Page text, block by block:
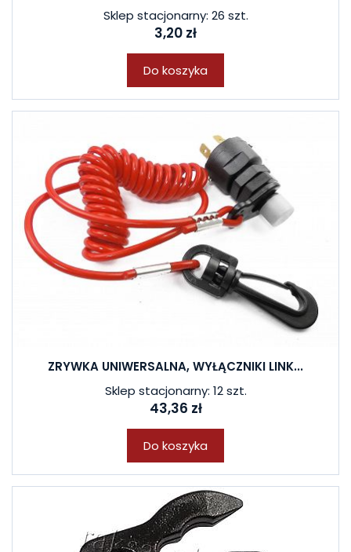
Sklep stacjonarny: 26 szt.
3,20 zł
Do koszyka
ZRYWKA UNIWERSALNA, WYŁĄCZNIKI LINK...
Sklep stacjonarny: 12 szt.
43,36 zł
Do koszyka